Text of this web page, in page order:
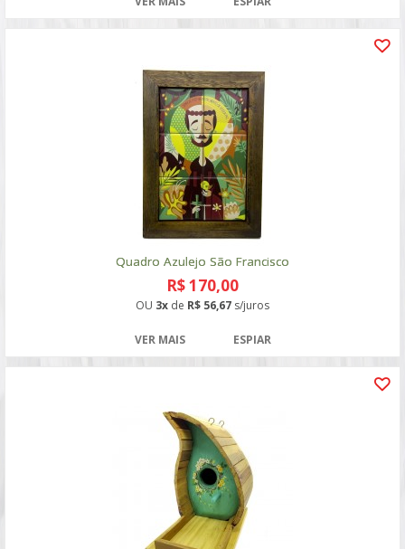
Quadro Azulejo São Francisco
R$ 170,00
OU 3x de R$ 56,67 s/juros
VER MAIS ESPIAR